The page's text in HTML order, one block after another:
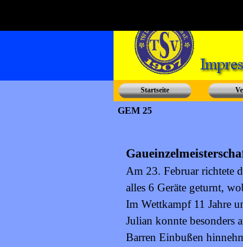
Startseite
GEM 25
Am 23. Februar richtete
alles 6 Geräte geturnt,
Im Wettkampf 11 Jahre
Julian konnte besonders
Barren Einbußen